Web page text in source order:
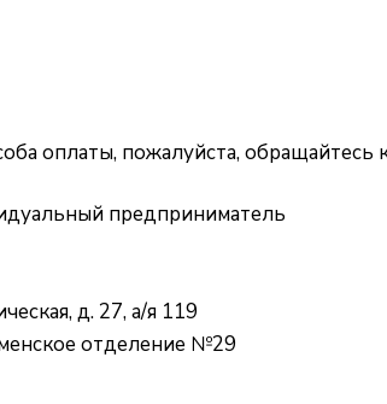
оплаты, пожалуйста,
предприниматель
д. 27, а/я 119
отделение №29